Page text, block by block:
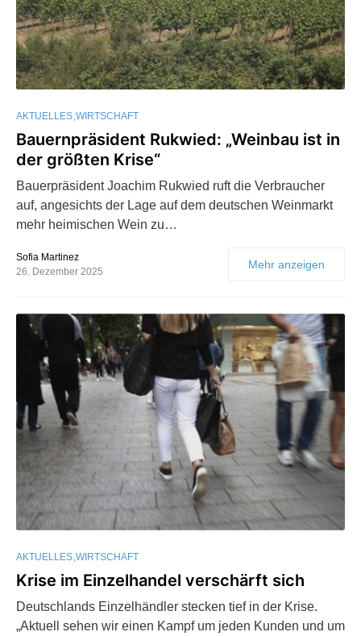
AKTUELLES WIRTSCHAFT
Bauernpräsident Rukwied: „Weinbau ist in
der größten Krise“
Bauerpräsident Joachim Rukwied ruft die Verbraucher
auf, angesichts der Lage auf dem deutschen Weinmarkt
mehr heimischen Wein zu…
Sofia Martinez
26. Dezember 2025
Mehr anzeigen
AKTUELLES WIRTSCHAFT
Krise im Einzelhandel verschärft sich
Deutschlands Einzelhändler stecken tief in der Krise.
„Aktuell sehen wir einen Kampf um jeden Kunden und um